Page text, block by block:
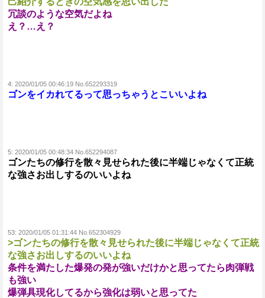
冗談のような空気だよね
え？…え？
4: 2020/01/05 00:46:19 No.652293319
ゴンをイカれてるって思っちゃうとこいいよね
5: 2020/01/05 00:48:34 No.652294087
ゴンたちの修行を散々見せられた後に半端じゃなくて正統
な強さお出しするのいいよね
53: 2020/01/05 01:31:44 No.652304929
>ゴンたちの修行を散々見せられた後に半端じゃなくて正統
な強さお出しするのいいよね
条件を満たした爆発の発が強いだけかと思ってたら肉弾戦
も強い
爆弾具現化してるから強化は弱いと思ってた